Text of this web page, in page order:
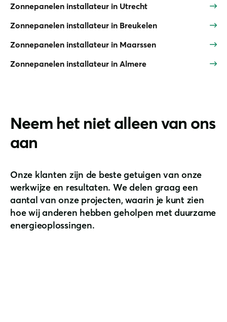
Zonnepanelen installateur in Utrecht
Zonnepanelen installateur in Breukelen
Zonnepanelen installateur in Maarssen
Zonnepanelen installateur in Almere
Neem het niet alleen van ons
aan
Onze klanten zijn de beste getuigen van onze
werkwijze en resultaten. We delen graag een
aantal van onze projecten, waarin je kunt zien
hoe wij anderen hebben geholpen met duurzame
energieoplossingen.